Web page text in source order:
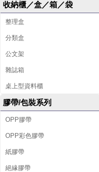
收納櫃／盒／箱／袋
整理盒
分類盒
公文架
雜誌箱
桌上型資料櫃
膠帶/包裝系列
OPP膠帶
OPP彩色膠帶
紙膠帶
絕緣膠帶